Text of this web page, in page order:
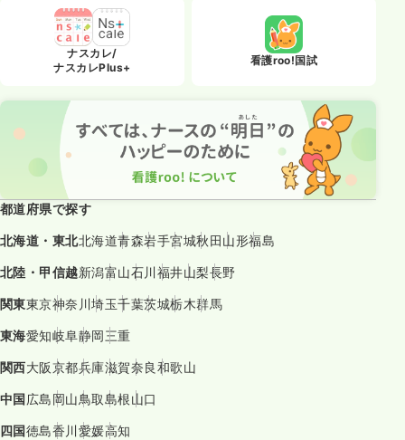
ナスカレ/
ナスカレPlus+
看護roo!国試
都道府県で探す
北海道・東北北海道青森岩手宮城秋田山形福島
北陸・甲信越新潟富山石川福井山梨長野
関東東京神奈川埼玉千葉茨城栃木群馬
東海愛知岐阜静岡三重
関西大阪京都兵庫滋賀奈良和歌山
中国広島岡山鳥取島根山口
四国徳島香川愛媛高知